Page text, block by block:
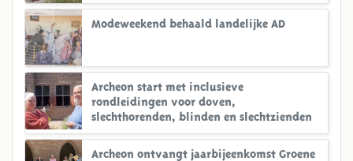
Modeweekend behaald landelijke AD
Archeon start met inclusieve
rondleidingen voor doven,
slechthorenden, blinden en slechtzienden
Archeon ontvangt jaarbijeenkomst Groene